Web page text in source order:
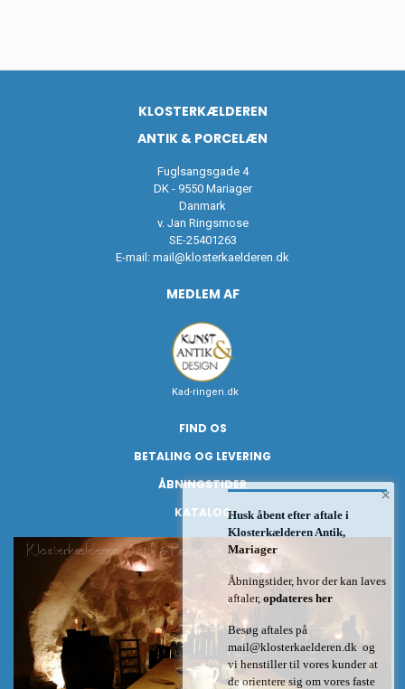
KLOSTERKÆLDEREN
ANTIK & PORCELÆN
Fuglsangsgade 4
DK - 9550 Mariager
Danmark
v. Jan Ringsmose
SE-25401263
E-mail: mail@klosterkaelderen.dk
MEDLEM AF
Kad-ringen.dk
FIND OS
BETALING OG LEVERING
ÅBNINGSTIDER
KATALOG
×
Husk åbent efter aftale i
Klosterkælderen Antik,
Mariager
Åbningstider, hvor der kan laves
aftaler, opdateres her
Besøg aftales på
mail@klosterkaelderen.dk og
vi henstiller til vores kunder at
de orientere sig om vores faste